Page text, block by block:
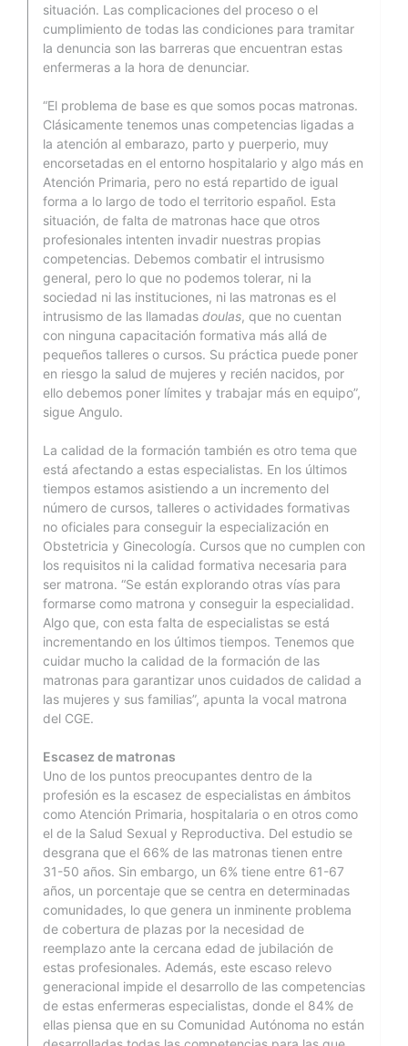
situación. Las complicaciones del proceso o el
cumplimiento de todas las condiciones para tramitar
la denuncia son las barreras que encuentran estas
enfermeras a la hora de denunciar.
“El problema de base es que somos pocas matronas.
Clásicamente tenemos unas competencias ligadas a
la atención al embarazo, parto y puerperio, muy
encorsetadas en el entorno hospitalario y algo más en
Atención Primaria, pero no está repartido de igual
forma a lo largo de todo el territorio español. Esta
situación, de falta de matronas hace que otros
profesionales intenten invadir nuestras propias
competencias. Debemos combatir el intrusismo
general, pero lo que no podemos tolerar, ni la
sociedad ni las instituciones, ni las matronas es el
intrusismo de las llamadas doulas, que no cuentan
con ninguna capacitación formativa más allá de
pequeños talleres o cursos. Su práctica puede poner
en riesgo la salud de mujeres y recién nacidos, por
ello debemos poner límites y trabajar más en equipo”,
sigue Angulo.
La calidad de la formación también es otro tema que
está afectando a estas especialistas. En los últimos
tiempos estamos asistiendo a un incremento del
número de cursos, talleres o actividades formativas
no oficiales para conseguir la especialización en
Obstetricia y Ginecología. Cursos que no cumplen con
los requisitos ni la calidad formativa necesaria para
ser matrona. “Se están explorando otras vías para
formarse como matrona y conseguir la especialidad.
Algo que, con esta falta de especialistas se está
incrementando en los últimos tiempos. Tenemos que
cuidar mucho la calidad de la formación de las
matronas para garantizar unos cuidados de calidad a
las mujeres y sus familias”, apunta la vocal matrona
del CGE.
Escasez de matronas
Uno de los puntos preocupantes dentro de la
profesión es la escasez de especialistas en ámbitos
como Atención Primaria, hospitalaria o en otros como
el de la Salud Sexual y Reproductiva. Del estudio se
desgrana que el 66% de las matronas tienen entre
31-50 años. Sin embargo, un 6% tiene entre 61-67
años, un porcentaje que se centra en determinadas
comunidades, lo que genera un inminente problema
de cobertura de plazas por la necesidad de
reemplazo ante la cercana edad de jubilación de
estas profesionales. Además, este escaso relevo
generacional impide el desarrollo de las competencias
de estas enfermeras especialistas, donde el 84% de
ellas piensa que en su Comunidad Autónoma no están